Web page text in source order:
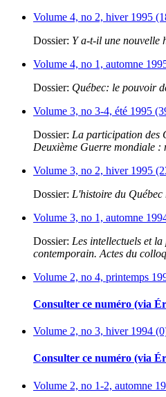
Volume 4, no 2, hiver 1995
Dossier: Y a-t-il une nouvelle
Volume 4, no 1, automne
Dossier: Québec: le pouvoir
Volume 3, no 3-4, été 1995
Dossier: La participation des
Deuxième Guerre mondiale :
Volume 3, no 2, hiver 1995
Dossier: L'histoire du Québec
Volume 3, no 1, automne
Dossier: Les intellectuels et
contemporain. Actes du
Volume 2, no 4, printemps
Consulter ce numéro (via
Volume 2, no 3, hiver 1994
Consulter ce numéro (via
Volume 2, no 1-2, automne